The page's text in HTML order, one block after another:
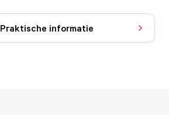
Praktische informatie